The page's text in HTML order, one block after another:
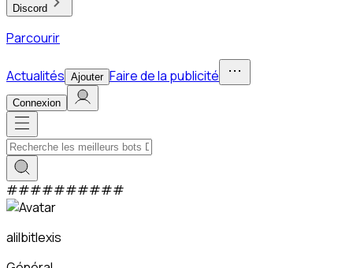
Discord
Parcourir
Actualités Ajouter Faire de la publicité
Connexion
##########
alilbitlexis